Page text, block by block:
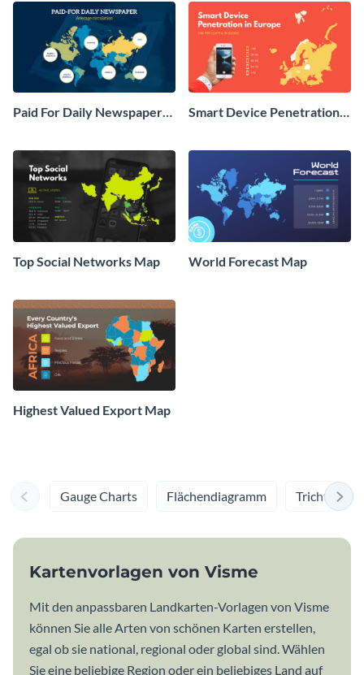
Paid For Daily Newspaper
Smart Device Penetration
Top Social Networks Map World Forecast Map
Highest Valued Export Map
Gauge Charts Flächendiagramm
Kartenvorlagen von Visme
Mit den anpassbaren Landkarten-Vorlagen von Visme
können Sie alle Arten von schönen Karten erstellen,
egal ob sie national, regional oder global sind. Wählen
Sie eine beliebige Region oder ein beliebiges Land auf